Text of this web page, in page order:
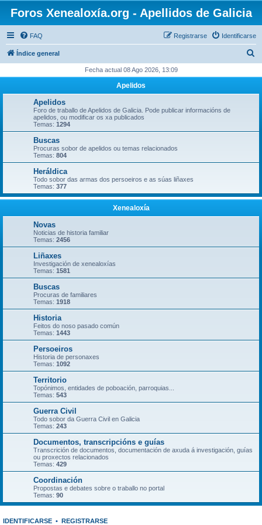
Foros Xenealoxía.org - Apellidos de Galicia
FAQ Identificarse
Registrarse
Índice general
c
Fecha actual 08 Ago 2026, 13:09
Apelidos
Apelidos
Foro de traballo de Apelidos de Galicia. Pode publicar informacións de
apelidos, ou modificar os xa publicados
Temas: 1294
Buscas
Procuras sobor de apelidos ou temas relacionados
Temas: 804
Heráldica
Todo sobor das armas dos persoeiros e as súas liñaxes
Temas: 377
Xenealoxía
Novas
Noticias de historia familiar
Temas: 2456
Liñaxes
Investigación de xenealoxías
Temas: 1581
Buscas
Procuras de familiares
Temas: 1918
Historia
Feitos do noso pasado común
Temas: 1443
Persoeiros
Historia de personaxes
Temas: 1092
Territorio
Topónimos, entidades de poboación, parroquias...
Temas: 543
Guerra Civil
Todo sobor da Guerra Civil en Galicia
Temas: 243
Documentos, transcripcións e guías
Transcrición de documentos, documentación de axuda á investigación, guías
ou proxectos relacionados
Temas: 429
Coordinación
Propostas e debates sobre o traballo no portal
Temas: 90
IDENTIFICARSE • REGISTRARSE